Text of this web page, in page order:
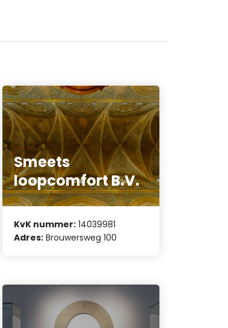
Smeets
loopcomfort B.V.
KvK nummer: 14039981
Adres: Brouwersweg 100